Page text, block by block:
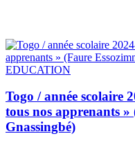
EDUCATION
Togo / année scolaire
tous nos apprenants »
Gnassingbé)